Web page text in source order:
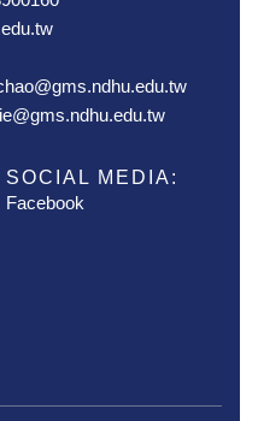
SOCIAL MEDIA:
Facebook